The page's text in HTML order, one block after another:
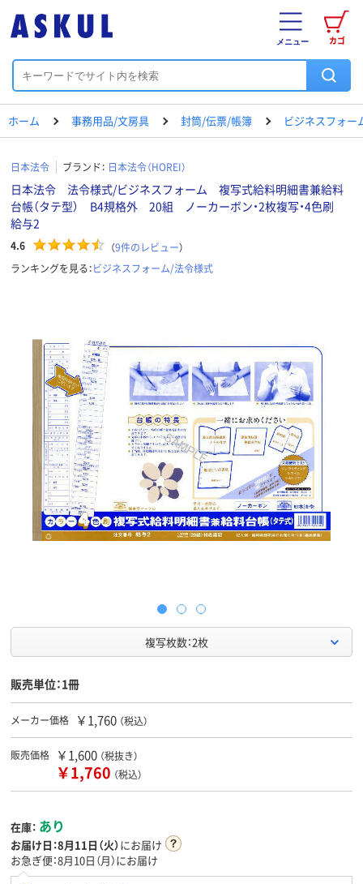
カゴ
メニュー
ホーム 事務用品/文房具 封筒/伝票/帳簿 ビジネスフォー
日本法令 ブランド： 日本法令（HOREI）
日本法令 法令様式/ビジネスフォーム 複写式給料明細書兼給料
台帳（タテ型） B4規格外 20組 ノーカーボン・2枚複写・4色刷
給与2
4.6 （9件のレビュー）
ランキングを見る：ビジネスフォーム/法令様式
複写枚数：2枚
販売単位：1冊
メーカー価格 ￥1,760 （税込）
販売価格 ￥1,600 （税抜き）
￥1,760 （税込）
在庫： あり
お届け日：8月11日（火）にお届け
お急ぎ便：8月10日（月）にお届け